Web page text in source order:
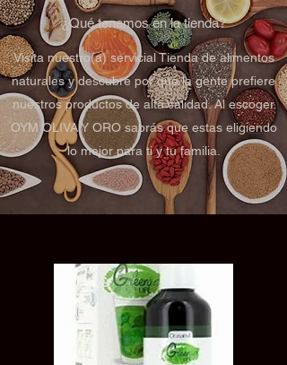
¿Qué tenemos en la tienda?
Visita nuestro(a) servicial Tienda de alimentos
naturales y descubre por qué la gente prefiere
nuestros productos de alta calidad. Al escoger
OYM OLIVA Y ORO sabrás que estas eligiendo
lo mejor para ti y tu familia.